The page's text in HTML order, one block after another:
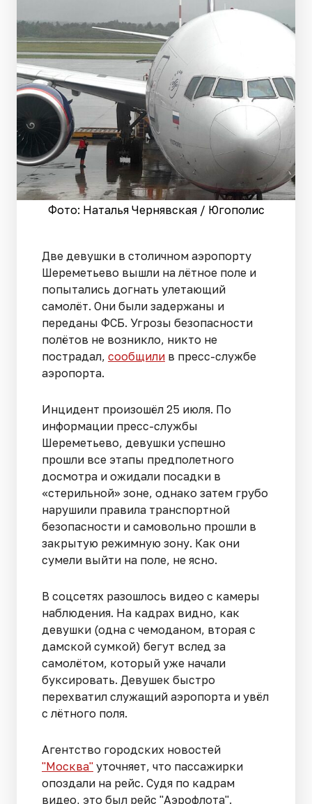
Фото: Наталья Чернявская / Югополис
Две девушки в столичном аэропорту
Шереметьево вышли на лётное поле и
попытались догнать улетающий
самолёт. Они были задержаны и
переданы ФСБ. Угрозы безопасности
полётов не возникло, никто не
пострадал, сообщили в пресс-службе
аэропорта.
Инцидент произошёл 25 июля. По
информации пресс-службы
Шереметьево, девушки успешно
прошли все этапы предполетного
досмотра и ожидали посадки в
«стерильной» зоне, однако затем грубо
нарушили правила транспортной
безопасности и самовольно прошли в
закрытую режимную зону. Как они
сумели выйти на поле, не ясно.
В соцсетях разошлось видео с камеры
наблюдения. На кадрах видно, как
девушки (одна с чемоданом, вторая с
дамской сумкой) бегут вслед за
самолётом, который уже начали
буксировать. Девушек быстро
перехватил служащий аэропорта и увёл
с лётного поля.
Агентство городских новостей
"Москва" уточняет, что пассажирки
опоздали на рейс. Судя по кадрам
видео, это был рейс "Аэрофлота".